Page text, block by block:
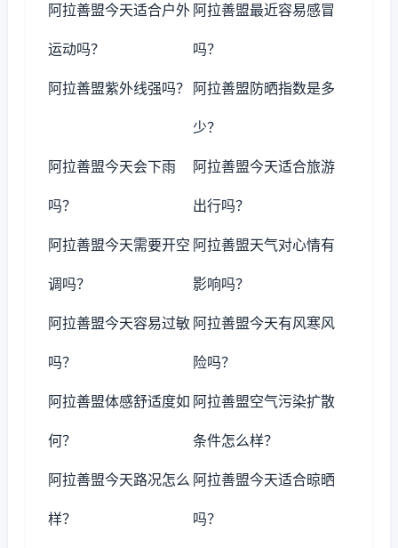
阿拉善盟今天适合户外
运动吗？
阿拉善盟最近容易感冒
吗？
阿拉善盟紫外线强吗？ 阿拉善盟防晒指数是多
少？
阿拉善盟今天会下雨
吗？
阿拉善盟今天适合旅游
出行吗？
阿拉善盟今天需要开空
调吗？
阿拉善盟天气对心情有
影响吗？
阿拉善盟今天容易过敏
吗？
阿拉善盟今天有风寒风
险吗？
阿拉善盟体感舒适度如
何？
阿拉善盟空气污染扩散
条件怎么样？
阿拉善盟今天路况怎么
样？
阿拉善盟今天适合晾晒
吗？